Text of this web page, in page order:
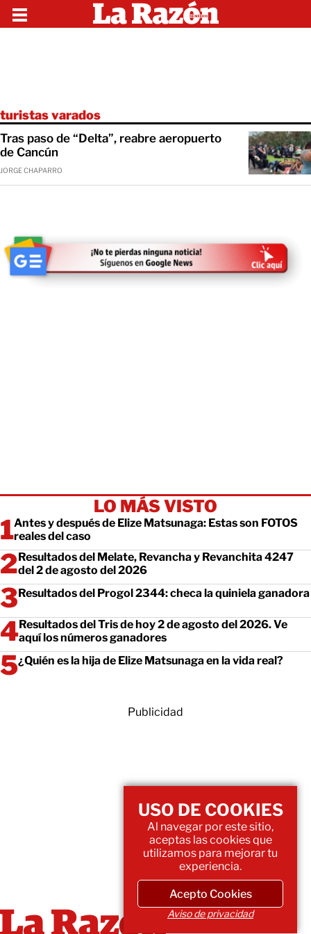
turistas varados
Tras paso de “Delta”, reabre aeropuerto
de Cancún
JORGE CHAPARRO
LO MÁS VISTO
Antes y después de Elize Matsunaga: Estas son FOTOS
reales del caso
Resultados del Melate, Revancha y Revanchita 4247
del 2 de agosto del 2026
Resultados del Progol 2344: checa la quiniela ganadora
Resultados del Tris de hoy 2 de agosto del 2026. Ve
aquí los números ganadores
¿Quién es la hija de Elize Matsunaga en la vida real?
Publicidad
USO DE COOKIES
Al navegar por este sitio,
aceptas las cookies que
utilizamos para mejorar tu
experiencia.
Acepto Cookies
Aviso de privacidad